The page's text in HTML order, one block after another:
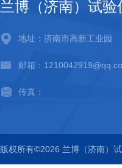
兰博（济南）试验
地址：济南市高新工业园
邮箱：
传真：
版权所有©2026 兰博（济南）